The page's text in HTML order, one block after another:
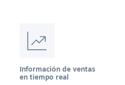
Información de ventas
en tiempo real